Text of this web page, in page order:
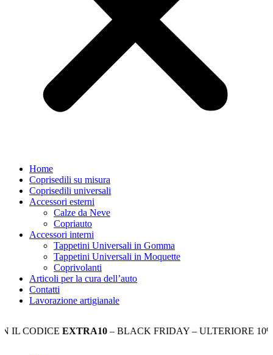
Home
Coprisedili su misura
Coprisedili universali
Accessori esterni
Calze da Neve
Copriauto
Accessori interni
Tappetini Universali in Gomma
Tappetini Universali in Moquette
Coprivolanti
Articoli per la cura dell’auto
Contatti
Lavorazione artigianale
EXTRA10– BLACK FRIDAY – ULTERIORE 10% DI